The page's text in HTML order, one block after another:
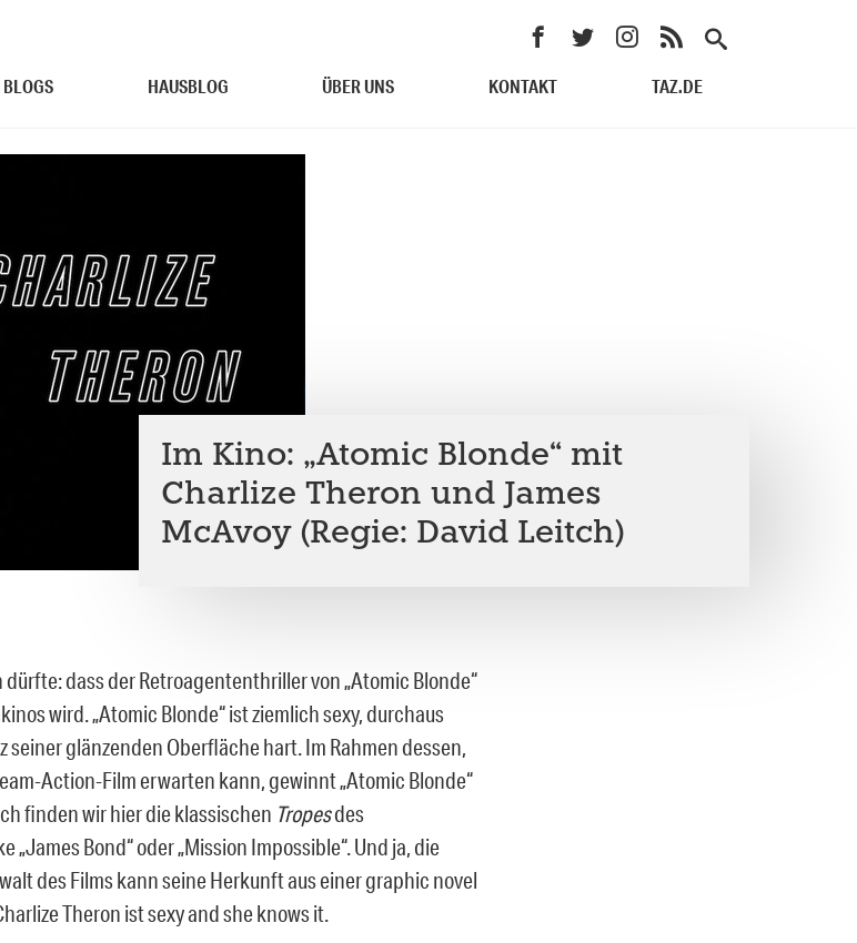
HAUSBLOG ÜBER UNS KONTAKT TAZ.DE
Im Kino: „Atomic Blonde“ mit
Charlize Theron und James
McAvoy (Regie: David Leitch)
dass der Retroagententhriller von „Atomic Blonde“
wird. „Atomic Blonde“ ist ziemlich sexy, durchaus
seiner glänzenden Oberfläche hart. Im Rahmen dessen,
Action-Film erwarten kann, gewinnt „Atomic Blonde“
finden wir hier die klassischen Tropesdes
Bond“ oder „Mission Impossible“. Und ja, die
des Films kann seine Herkunft aus einer graphic novel
Theron ist sexy and she knows it.